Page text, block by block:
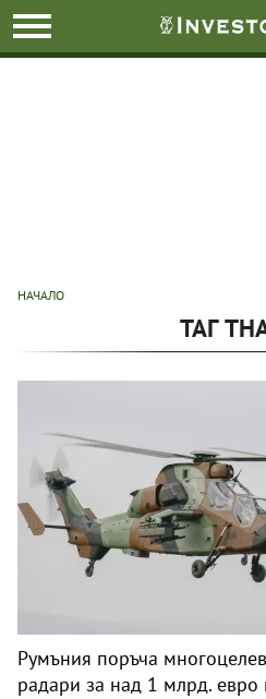
НАЧАЛО
ТАГ
Румъния поръча
радари за над 1 млрд. евро